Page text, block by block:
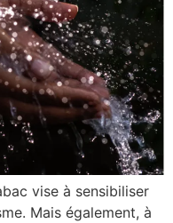
vise à sensibiliser
Mais également, à